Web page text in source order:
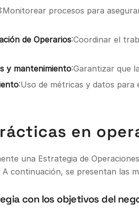
:Monitorear procesos para
de Operarios:Coordinar el
y mantenimiento:Garantizar que
:Uso de métricas y datos para
en
una Estrategia de
A continuación, se presentan las
con los objetivos del